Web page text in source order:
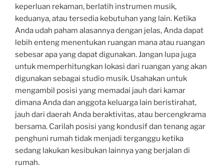
keperluan rekaman, berlatih instrumen musik,
keduanya, atau tersedia kebutuhan yang lain. Ketika
Anda udah paham alasannya dengan jelas, Anda dapat
lebih enteng menentukan ruangan mana atau ruangan
sebesar apa yang dapat digunakan. Jangan lupa juga
untuk memperhitungkan lokasi dari ruangan yang akan
digunakan sebagai studio musik. Usahakan untuk
mengambil posisi yang memadai jauh dari kamar
dimana Anda dan anggota keluarga lain beristirahat,
jauh dari daerah Anda beraktivitas, atau bercengkrama
bersama. Carilah posisi yang kondusif dan tenang agar
penghuni rumah tidak menjadi terganggu ketika
sedang lakukan kesibukan lainnya yang berjalan di
rumah.